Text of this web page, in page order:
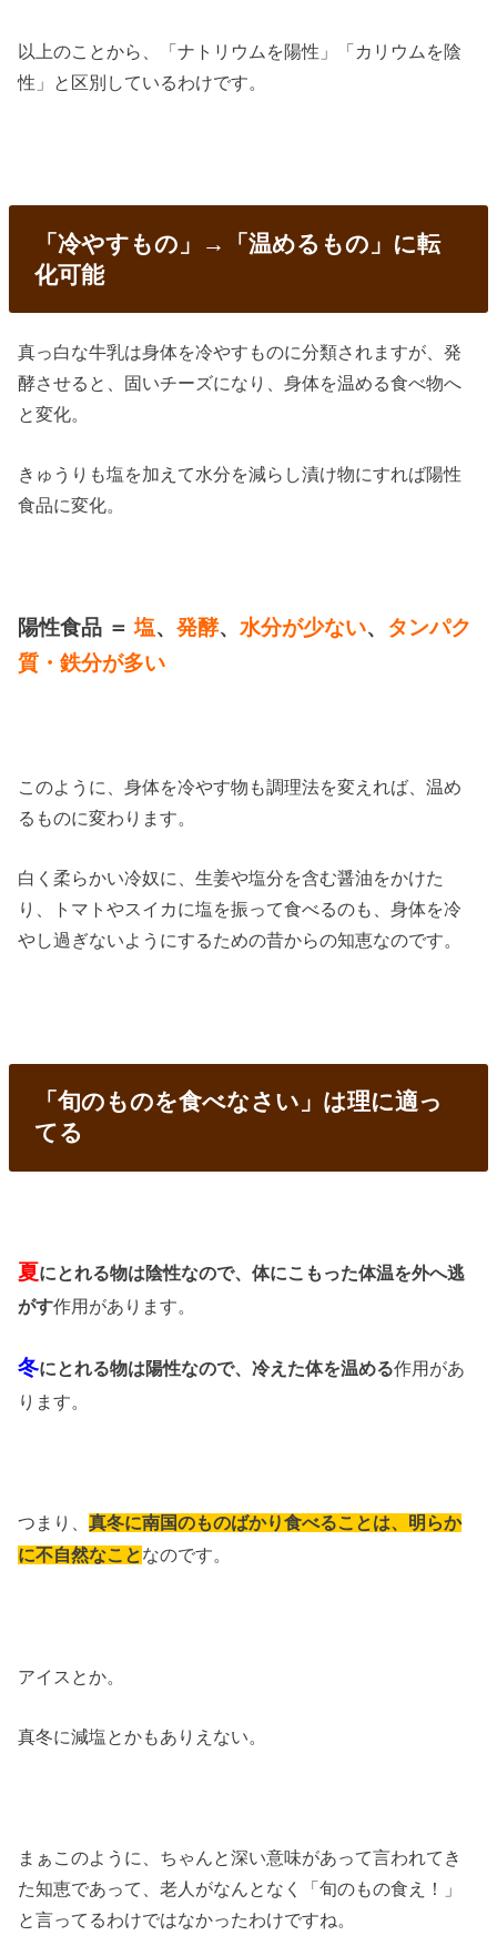
以上のことから、「ナトリウムを陽性」「カリウムを陰
性」と区別しているわけです。
「冷やすもの」→「温めるもの」に転
化可能
真っ白な牛乳は身体を冷やすものに分類されますが、発
酵させると、固いチーズになり、身体を温める食べ物へ
と変化。
きゅうりも塩を加えて水分を減らし漬け物にすれば陽性
食品に変化。
陽性食品 ＝塩、発酵、水分が少ない、 タンパク
質・鉄分が多い
このように、身体を冷やす物も調理法を変えれば、温め
るものに変わります。
白く柔らかい冷奴に、生姜や塩分を含む醤油をかけた
り、トマトやスイカに塩を振って食べるのも、身体を冷
やし過ぎないようにするための昔からの知恵なのです。
「旬のものを食べなさい」は理に適っ
てる
夏にとれる物は陰性なので、体にこもった体温を外へ逃
がす作用があります。
冬にとれる物は陽性なので、冷えた体を温める作用があ
ります。
つまり、真冬に南国のものばかり食べることは、明らか
に不自然なことなのです。
アイスとか。
真冬に減塩とかもありえない。
まぁこのように、ちゃんと深い意味があって言われてき
た知恵であって、老人がなんとなく「旬のもの食え！」
と言ってるわけではなかったわけですね。